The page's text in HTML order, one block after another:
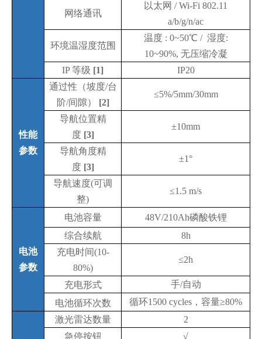
网络通讯
以太网 / Wi-Fi 802.11
a/b/g/n/ac
环境温湿度范围
温度: 0~50℃ / 湿度:
10~90%, 无压缩冷凝
IP 等级 [1] IP20
性能
参数
通过性（坡度/台
阶/间隙）
[2]
≤5%/5mm/30mm
导航位置精
度 [3]
±10mm
导航角度精
度 [3]
±1°
导航速度(可调
整)
≤1.5 m/s
电池
参数
电池容量 48V/210Ah磷酸铁锂
综合续航
8h
充电时间(10-
80%)
≤2h
充电形式 手/自动
电池循环次数
循环1500 cycles ， 容量≥80%
激光雷达数量
2
急停按钮
√